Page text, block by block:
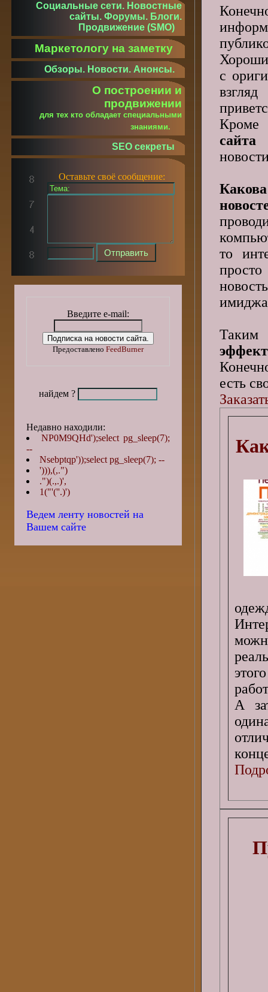
с
Кроме
сайта
то
просто
имиджа
есть
А
Социальные сети. Новостные
сайты. Форумы. Блоги.
Продвижение (SMO)
Маркетологу на заметку
Обзоры. Новости. Анонсы.
О построении и
продвижении
для тех кто обладает специальными
знаниями.
SEO секреты
Оставьте своё сообщение:
Введите e-mail:
Предоставлено FeedBurner
найдем ?
Недавно находили:
NP0M9QHd');select pg_sleep(7);
--
Nsebptqp'));select pg_sleep(7); --
'))),(,.")
.")(.,.)',
1("'(''.)')
Ведем ленту новостей на
Вашем сайте